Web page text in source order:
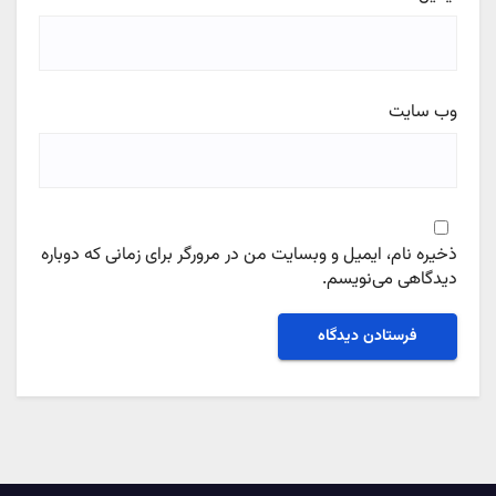
وب‌ سایت
ذخیره نام، ایمیل و وبسایت من در مرورگر برای زمانی که دوباره
دیدگاهی می‌نویسم.